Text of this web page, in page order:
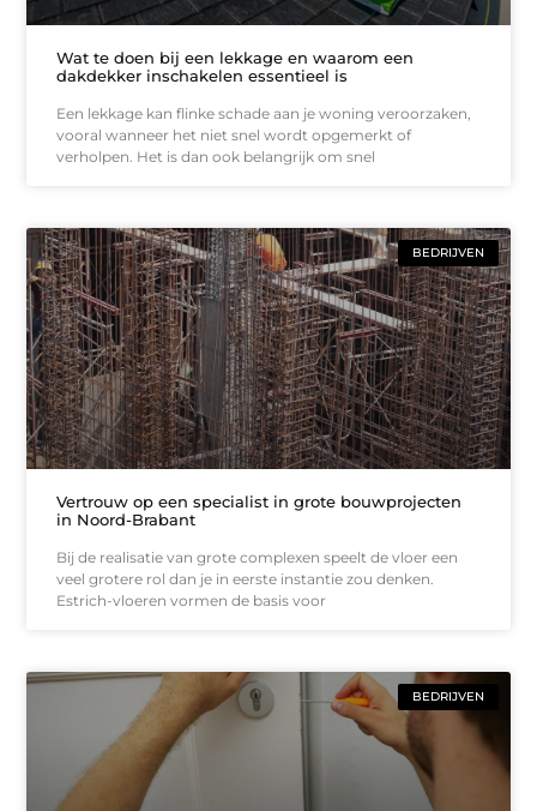
Wat te doen bij een lekkage en waarom een
dakdekker inschakelen essentieel is
Een lekkage kan flinke schade aan je woning veroorzaken,
vooral wanneer het niet snel wordt opgemerkt of
verholpen. Het is dan ook belangrijk om snel
BEDRIJVEN
Vertrouw op een specialist in grote bouwprojecten
in Noord-Brabant
Bij de realisatie van grote complexen speelt de vloer een
veel grotere rol dan je in eerste instantie zou denken.
Estrich-vloeren vormen de basis voor
BEDRIJVEN